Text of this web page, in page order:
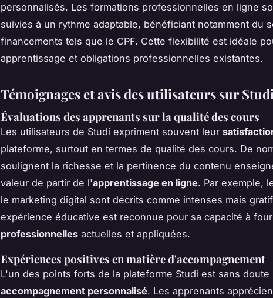
personnalisés. Les formations professionnelles en ligne
suivies à un rythme adaptable, bénéficiant notamment du
financements tels que le CPF. Cette flexibilité est idéale
apprentissage et obligations professionnelles existantes.
Témoignages et avis des utilisateurs sur Studi
Évaluations des apprenants sur la qualité des cours
Les utilisateurs de Studi expriment souvent leur
plateforme, surtout en termes de qualité des cours. De
soulignent la richesse et la pertinence du contenu
valeur de partir de l'apprentissage en ligne. Par exemple,
le marketing digital sont décrits comme intenses mais
expérience éducative est reconnue pour sa capacité à
professionnelles actuelles et appliquées.
Expériences positives en matière d'accompagnement
L'un des points forts de la plateforme Studi est sans doute
accompagnement personnalisé. Les apprenants